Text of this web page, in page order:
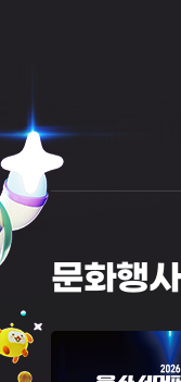
문화행사